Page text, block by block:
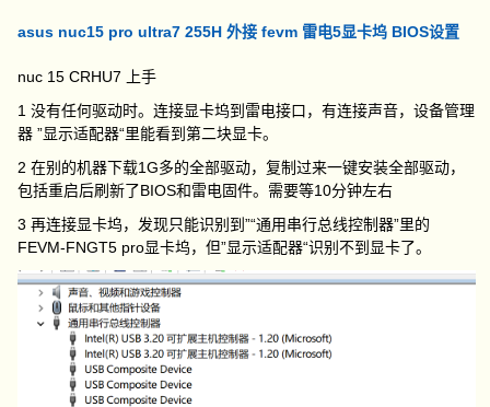
asus nuc15 pro ultra7 255H 外接 fevm 雷电5显卡坞 BIOS设置
nuc 15 CRHU7 上手
1 没有任何驱动时。连接显卡坞到雷电接口，有连接声音，设备管理
器 ”显示适配器“里能看到第二块显卡。
2 在别的机器下载1G多的全部驱动，复制过来一键安装全部驱动，
包括重启后刷新了BIOS和雷电固件。需要等10分钟左右
3 再连接显卡坞，发现只能识别到”“通用串行总线控制器”里的
FEVM-FNGT5 pro显卡坞，但”显示适配器“识别不到显卡了。